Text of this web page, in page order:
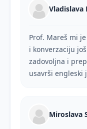
Vladislava
Prof. Mareš mi
i konverzaciju
zadovoljna i
usavrši engleski
Miroslava